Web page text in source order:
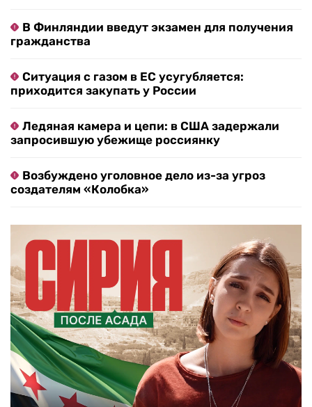
В Финляндии введут экзамен для получения
гражданства
Ситуация с газом в ЕС усугубляется:
приходится закупать у России
Ледяная камера и цепи: в США задержали
запросившую убежище россиянку
Возбуждено уголовное дело из-за угроз
создателям «Колобка»